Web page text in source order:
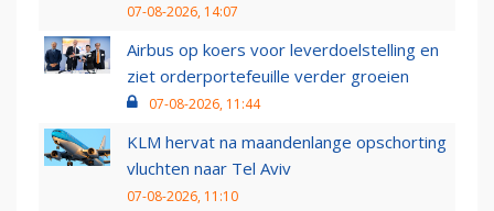
07-08-2026, 14:07
Airbus op koers voor leverdoelstelling en
ziet orderportefeuille verder groeien
07-08-2026, 11:44
KLM hervat na maandenlange opschorting
vluchten naar Tel Aviv
07-08-2026, 11:10